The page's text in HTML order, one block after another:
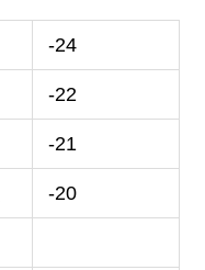
-24
-22
-21
-20